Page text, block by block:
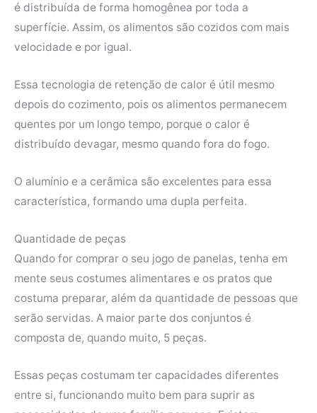
é distribuída de forma homogênea por toda a
superfície. Assim, os alimentos são cozidos com mais
velocidade e por igual.
Essa tecnologia de retenção de calor é útil mesmo
depois do cozimento, pois os alimentos permanecem
quentes por um longo tempo, porque o calor é
distribuído devagar, mesmo quando fora do fogo.
O alumínio e a cerâmica são excelentes para essa
característica, formando uma dupla perfeita.
Quantidade de peças
Quando for comprar o seu jogo de panelas, tenha em
mente seus costumes alimentares e os pratos que
costuma preparar, além da quantidade de pessoas que
serão servidas. A maior parte dos conjuntos é
composta de, quando muito, 5 peças.
Essas peças costumam ter capacidades diferentes
entre si, funcionando muito bem para suprir as